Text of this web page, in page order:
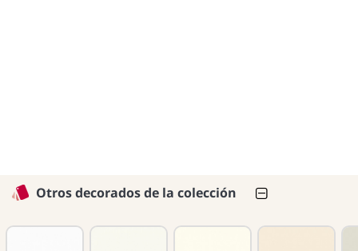
Otros decorados de la colección